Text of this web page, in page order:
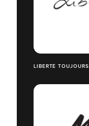
LIBERTÉ TOUJOURS